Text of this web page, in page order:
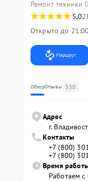
Ремонт техники
5,0
Открыто до 21:00
Маршрут
ОбзорОтзывы 330
Адрес
г.
Контакты
+7 (800)
+7 (800)
Время
Работаем